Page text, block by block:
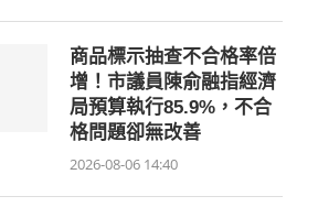
商品標示抽查不合格率倍
增！市議員陳俞融指經濟
局預算執行85.9%，不合
格問題卻無改善
2026-08-06 14:40